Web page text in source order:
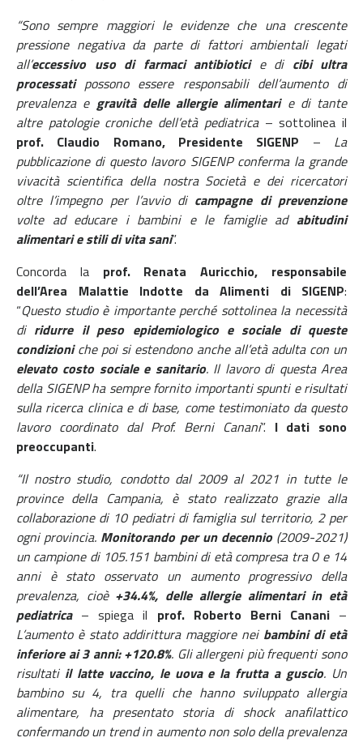
“Sono sempre maggiori le evidenze che una crescente
pressione negativa da parte di fattori ambientali legati
all’eccessivo uso di farmaci antibioticie dicibi ultra
processatipossono essere responsabili dell’aumento di
prevalenza e gravità delle allergie alimentarie di tante
altre patologie croniche dell’età pediatrica– sottolinea il
prof. Claudio Romano, Presidente SIGENP – La
pubblicazione di questo lavoro SIGENP conferma la grande
vivacità scientifica della nostra Società e dei ricercatori
oltre l’impegno per l’avvio di campagne di prevenzione
volte ad educare i bambini e le famiglie ad abitudini
alimentari e stili di vita sani”.
Concorda la prof. Renata Auricchio, responsabile
dell’Area Malattie Indotte da Alimenti di SIGENP:
“Questo studio è importante perché sottolinea la necessità
di ridurre il peso epidemiologico e sociale di queste
condizioniche poi si estendono anche all’età adulta con un
elevato costo sociale e sanitario. Il lavoro di questa Area
della SIGENP ha sempre fornito importanti spunti e risultati
sulla ricerca clinica e di base, come testimoniato da questo
lavoro coordinato dal Prof. Berni Canani”.I dati sono
preoccupanti.
“Il nostro studio, condotto dal 2009 al 2021 in tutte le
province della Campania, è stato realizzato grazie alla
collaborazione di 10 pediatri di famiglia sul territorio, 2 per
ogni provincia. Monitorando per un decennio(2009-2021)
un campione di 105.151 bambini di età compresa tra 0 e 14
anni è stato osservato un aumento progressivo della
prevalenza, cioè +34.4%, delle allergie alimentari in età
pediatrica – spiega il prof. Roberto Berni Canani–
L’aumento è stato addirittura maggiore neibambini di età
inferiore ai 3 anni: +120.8%. Gli allergeni più frequenti sono
risultati il latte vaccino, le uova e la frutta a guscio. Un
bambino su 4, tra quelli che hanno sviluppato allergia
alimentare, ha presentato storia di shock anafilattico
confermando un trend in aumento non solo della prevalenza